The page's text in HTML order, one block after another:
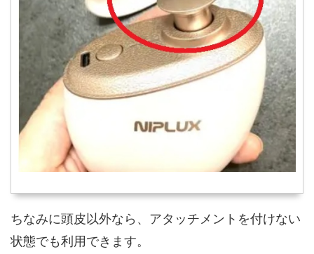
ちなみに頭皮以外なら、アタッチメントを付けない
状態でも利用できます。